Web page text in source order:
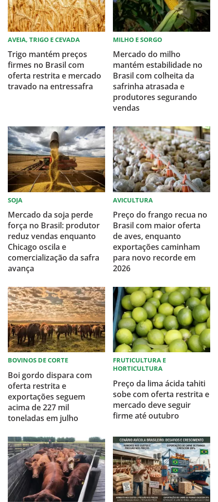
AVEIA, TRIGO E CEVADA
Trigo mantém preços
firmes no Brasil com
oferta restrita e mercado
travado na entressafra
MILHO E SORGO
Mercado do milho
mantém estabilidade no
Brasil com colheita da
safrinha atrasada e
produtores segurando
vendas
SOJA
Mercado da soja perde
força no Brasil: produtor
reduz vendas enquanto
Chicago oscila e
comercialização da safra
avança
AVICULTURA
Preço do frango recua no
Brasil com maior oferta
de aves, enquanto
exportações caminham
para novo recorde em
2026
BOVINOS DE CORTE
Boi gordo dispara com
oferta restrita e
exportações seguem
acima de 227 mil
toneladas em julho
FRUTICULTURA E
HORTICULTURA
Preço da lima ácida tahiti
sobe com oferta restrita e
mercado deve seguir
firme até outubro